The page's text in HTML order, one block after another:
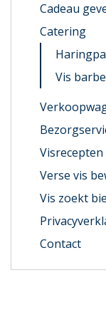
Cadeau
Catering
Vis
Visrecepten
Verse vis
Vis zoekt
Contact